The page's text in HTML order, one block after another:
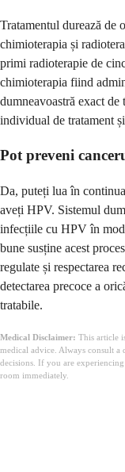
Tratamentul durează de
chimioterapia și
primi radioterapie de
chimioterapia fiind
dumneavoastră exact
individual de tratament
Pot preveni
Da, puteți lua în
aveți HPV. Sistemul
infecțiile cu HPV în mod
bune susține acest
regulate și respectarea
detectarea precoce a
tratabile.
Medical Disclaimer: This article
medical advice. Always consult
decisions. If you are
room immediately.